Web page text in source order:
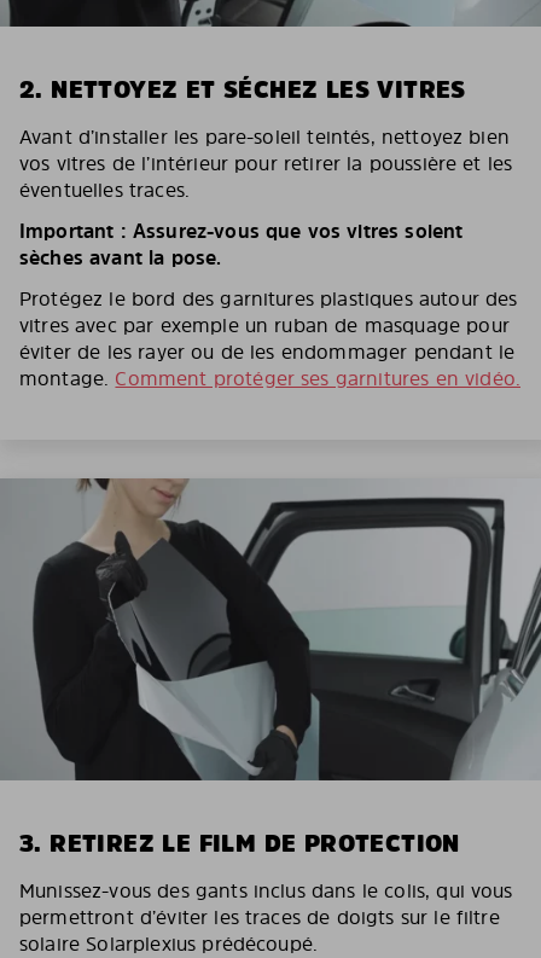
2. NETTOYEZ ET SÉCHEZ LES VITRES
Avant d’installer les pare-soleil teintés, nettoyez bien
vos vitres de l’intérieur pour retirer la poussière et les
éventuelles traces.
Important : Assurez-vous que vos vitres soient
sèches avant la pose.
Protégez le bord des garnitures plastiques autour des
vitres avec par exemple un ruban de masquage pour
éviter de les rayer ou de les endommager pendant le
montage. Comment protéger ses garnitures en vidéo.
3. RETIREZ LE FILM DE PROTECTION
Munissez-vous des gants inclus dans le colis, qui vous
permettront d’éviter les traces de doigts sur le filtre
solaire Solarplexius prédécoupé.